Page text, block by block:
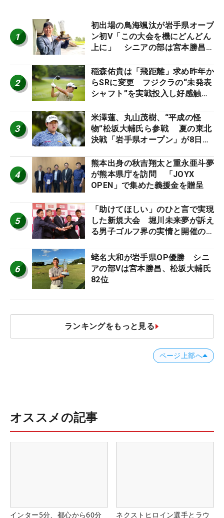
1
初出場の鳥海颯汰が岩手県オープ
ン初V「この大会を機にどんどん
上に」 シニアの部は宮本勝昌が
2
稲森佑貴は「飛距離」求め昨年か
らSRに変更 フジクラの“未発表
シャフト”を実戦投入し好感触
ーのヒトネタ！】
3
米澤蓮、丸山茂樹、“平成の怪
物”松坂大輔氏ら参戦 夏の東北
決戦「岩手県オープン」が8日開
4
熊本出身の秋吉翔太と重永亜斗夢
が熊本県庁を訪問 「JOYX
OPEN」で集めた義援金を贈呈
5
「助けてほしい」のひと言で実現
した新規大会 堀川未来夢が訴え
る男子ゴルフ界の実情と開催の舞
6
蛯名大和が岩手県OP優勝 シニ
アの部Vは宮本勝昌、松坂大輔氏
82位
ランキングをもっと見る
ページ上部へ
オススメの記事
インター5分、都心から60分 ネクストヒロイン選手とラウ